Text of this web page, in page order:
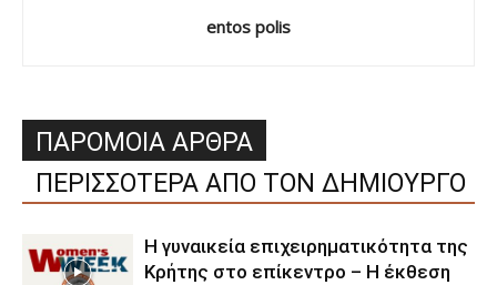
entos polis
ΠΑΡΟΜΟΙΑ ΑΡΘΡΑ
ΠΕΡΙΣΣΟΤΕΡΑ ΑΠΟ ΤΟΝ ΔΗΜΙΟΥΡΓΟ
Η γυναικεία επιχειρηματικότητα της
Κρήτης στο επίκεντρο – Η έκθεση